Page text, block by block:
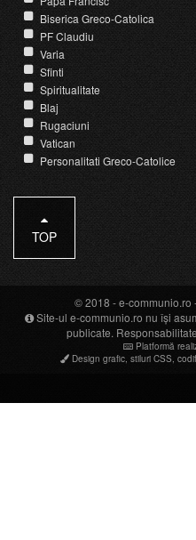
Biserica Greco-Catolica
PF Claudiu
Varia
Sfinti
Spiritualitate
Blaj
Rugaciuni
Vatican
Personalitati Greco-Catolice
TOP
© 2018 -e-communio.ro
Site-ul e-communio.ro nu își
publicate.
Platformă
Design grafic stiluri CSS